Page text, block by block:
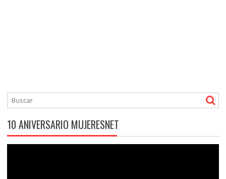
10 ANIVERSARIO MUJERESNET